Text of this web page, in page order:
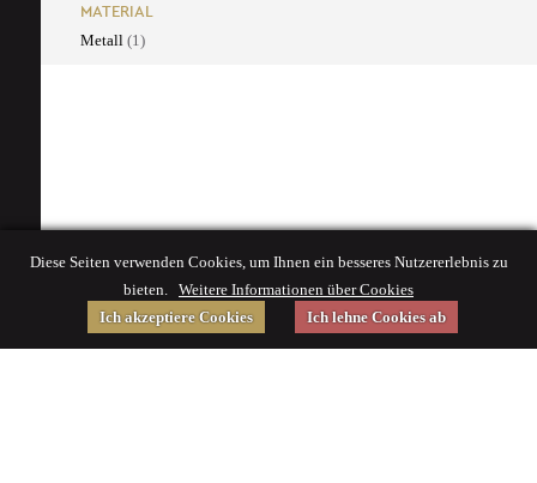
MATERIAL
Metall (1)
Diese Seiten verwenden Cookies, um Ihnen ein besseres Nutzererlebnis zu
bieten. Weitere Informationen über Cookies
Ich akzeptiere Cookies
Ich lehne Cookies ab